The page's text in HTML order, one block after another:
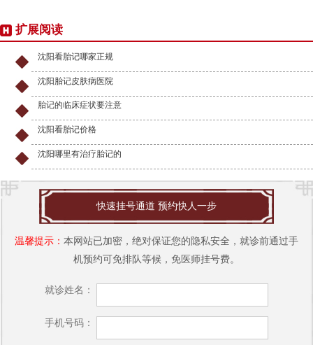
扩展阅读
沈阳看胎记哪家正规
沈阳胎记皮肤病医院
胎记的临床症状要注意
沈阳看胎记价格
沈阳哪里有治疗胎记的
快速挂号通道 预约快人一步
温馨提示： 本网站已加密，绝对保证您的隐私安全，就诊前通过手
机预约可免排队等候，免医师挂号费。
就诊姓名：
手机号码：